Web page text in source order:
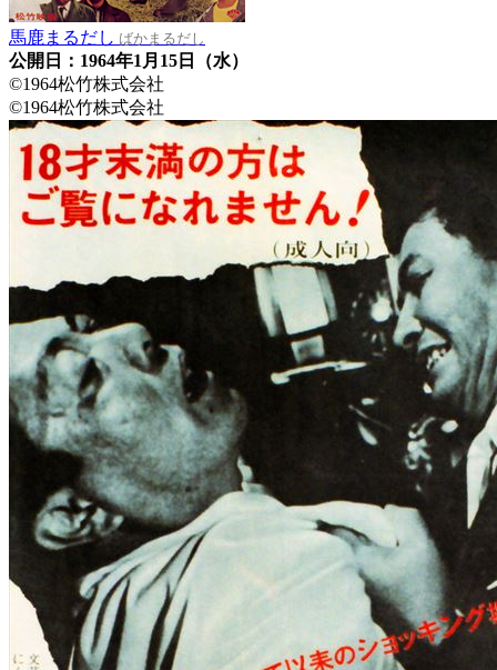
馬鹿まるだし ばかまるだし
公開日：1964年1月15日（水）
©1964松竹株式会社
©1964松竹株式会社